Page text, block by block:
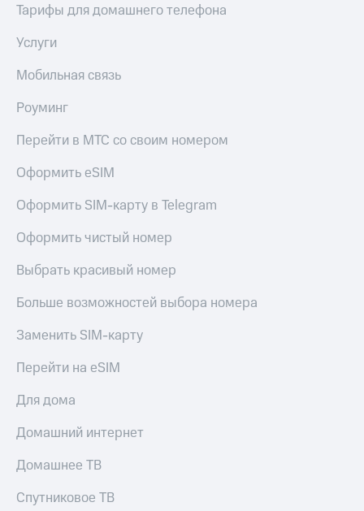
Тарифы для домашнего телефона
Услуги
Мобильная связь
Роуминг
Перейти в МТС со своим номером
Оформить eSIM
Оформить SIM-карту в Telegram
Оформить чистый номер
Выбрать красивый номер
Больше возможностей выбора номера
Заменить SIM-карту
Перейти на eSIM
Для дома
Домашний интернет
Домашнее ТВ
Спутниковое ТВ